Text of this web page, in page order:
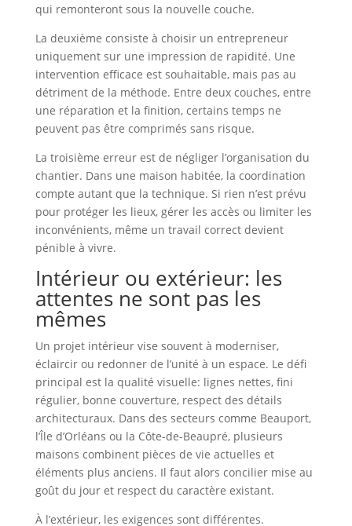
qui remonteront sous la nouvelle couche.
La deuxième consiste à choisir un entrepreneur
uniquement sur une impression de rapidité. Une
intervention efficace est souhaitable, mais pas au
détriment de la méthode. Entre deux couches, entre
une réparation et la finition, certains temps ne
peuvent pas être comprimés sans risque.
La troisième erreur est de négliger l’organisation du
chantier. Dans une maison habitée, la coordination
compte autant que la technique. Si rien n’est prévu
pour protéger les lieux, gérer les accès ou limiter les
inconvénients, même un travail correct devient
pénible à vivre.
Intérieur ou extérieur: les
attentes ne sont pas les
mêmes
Un projet intérieur vise souvent à moderniser,
éclaircir ou redonner de l’unité à un espace. Le défi
principal est la qualité visuelle: lignes nettes, fini
régulier, bonne couverture, respect des détails
architecturaux. Dans des secteurs comme Beauport,
l’Île d’Orléans ou la Côte-de-Beaupré, plusieurs
maisons combinent pièces de vie actuelles et
éléments plus anciens. Il faut alors concilier mise au
goût du jour et respect du caractère existant.
À l’extérieur, les exigences sont différentes.